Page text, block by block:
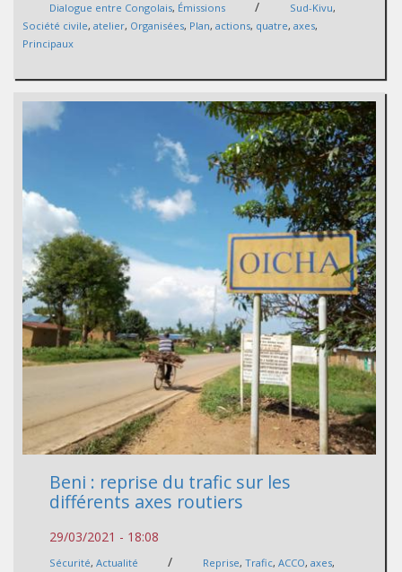
Dialogue entre Congolais, Émissions / Sud-Kivu,
Société civile, atelier, Organisées, Plan, actions, quatre, axes,
Principaux
Beni : reprise du trafic sur les
différents axes routiers
29/03/2021 - 18:08
Sécurité, Actualité / Reprise, Trafic, ACCO, axes,